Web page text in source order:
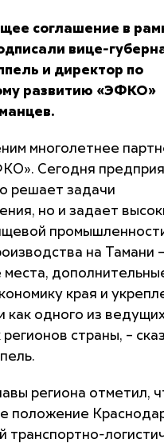
соглашение в
вице-
и директор по
развитию «ЭФКО»
многолетнее
Сегодня
решает задачи
но и задает
на Тамани
края и
как одного из
страны, –
региона отметил,
положение
транспортно-